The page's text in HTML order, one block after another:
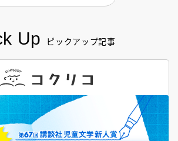
Up ピックアップ記事